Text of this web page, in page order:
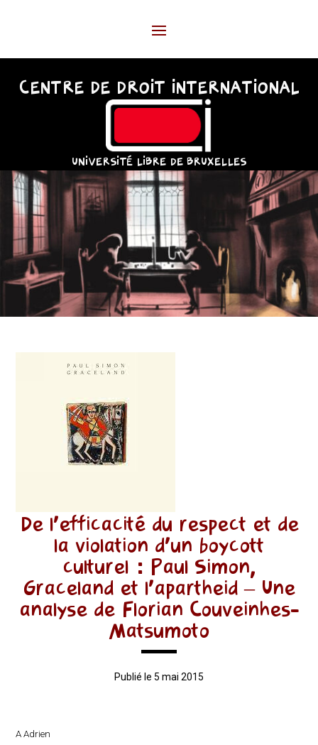
CENTRE DE DROIT INTERNATIONAL
UNIVERSITÉ LIBRE DE BRUXELLES
De l’efficacité du respect et de
la violation d’un boycott
culturel : Paul Simon,
Graceland et l’apartheid – Une
analyse de Florian Couveinhes-
Matsumoto
Publié le 5 mai 2015
A Adrien